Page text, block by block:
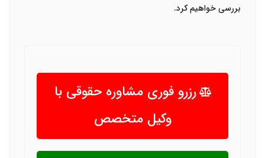
بررسی خواهیم کرد.
رزرو فوری مشاوره حقوقی با
وکیل متخصص